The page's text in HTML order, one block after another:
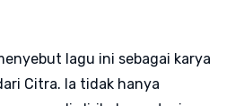
lagu ini sebagai karya
Citra. Ia tidak hanya